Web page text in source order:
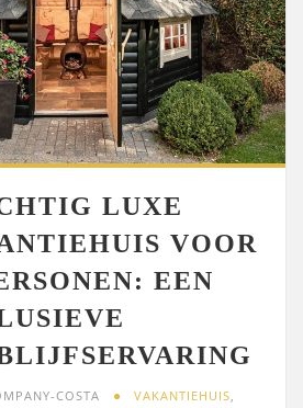
LUXE
VOOR
EEN
COSTA VAKANTIEHUIS,